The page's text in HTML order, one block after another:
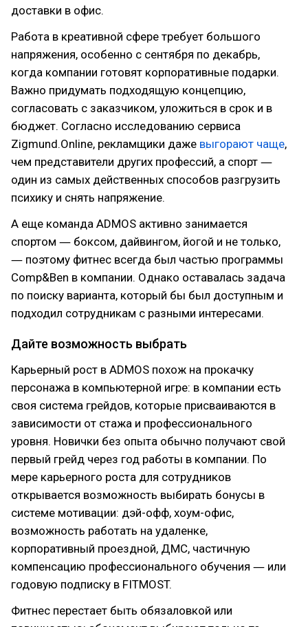
доставки в офис.
Работа в креативной сфере требует большого
напряжения, особенно с сентября по декабрь,
когда компании готовят корпоративные подарки.
Важно придумать подходящую концепцию,
согласовать с заказчиком, уложиться в срок и в
бюджет. Согласно исследованию сервиса
Zigmund.Online, рекламщики даже выгорают чаще,
чем представители других профессий, а спорт ―
один из самых действенных способов разгрузить
психику и снять напряжение.
А еще команда ADMOS активно занимается
спортом ― боксом, дайвингом, йогой и не только,
― поэтому фитнес всегда был частью программы
Comp&Ben в компании. Однако оставалась задача
по поиску варианта, который бы был доступным и
подходил сотрудникам с разными интересами.
Дайте возможность выбрать
Карьерный рост в ADMOS похож на прокачку
персонажа в компьютерной игре: в компании есть
своя система грейдов, которые присваиваются в
зависимости от стажа и профессионального
уровня. Новички без опыта обычно получают свой
первый грейд через год работы в компании. По
мере карьерного роста для сотрудников
открывается возможность выбирать бонусы в
системе мотивации: дэй-офф, хоум-офис,
возможность работать на удаленке,
корпоративный проездной, ДМС, частичную
компенсацию профессионального обучения ― или
годовую подписку в FITMOST.
Фитнес перестает быть обязаловкой или